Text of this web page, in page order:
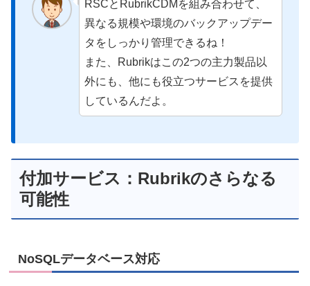
RSCとRubrikCDMを組み合わせて、
異なる規模や環境のバックアップデー
タをしっかり管理できるね！
また、Rubrikはこの2つの主力製品以
外にも、他にも役立つサービスを提供
しているんだよ。
付加サービス：Rubrikのさらなる
可能性
NoSQLデータベース対応